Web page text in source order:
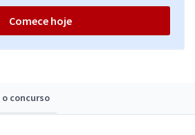
o concurso
Comece hoje